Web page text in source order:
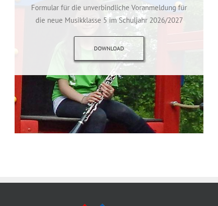
Formular für die unverbindliche Voranmeldung für
die neue Musikklasse 5 im Schuljahr 2026/2027
DOWNLOAD